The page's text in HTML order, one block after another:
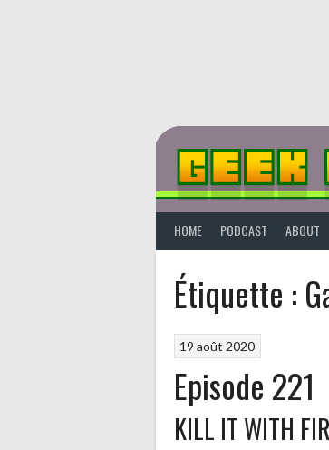
HOME PODCAST ABOUT
Étiquette :
19 août 2020
Episode 221
KILL IT WITH